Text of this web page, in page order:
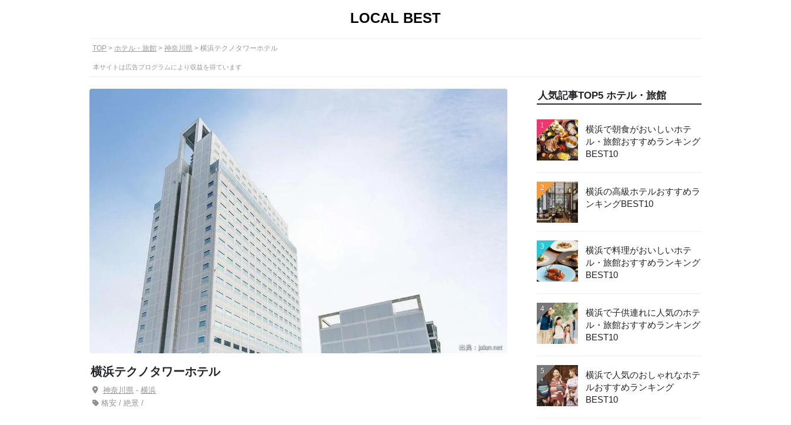
LOCAL BEST
TOP ホテル・旅館 神奈川県 横浜テクノタワーホテル
本サイトは広告プログラムにより収益を得ています
出典：jalan.net
横浜テクノタワーホテル
神奈川県 - 横浜
格安 / 絶景 /
人気記事TOP5 ホテル・旅館
1
横浜で朝食がおいしいホテ
ル・旅館おすすめランキング
BEST10
2
横浜の高級ホテルおすすめラ
ンキングBEST10
3
横浜で料理がおいしいホテ
ル・旅館おすすめランキング
BEST10
4
横浜で子供連れに人気のホテ
ル・旅館おすすめランキング
BEST10
5
横浜で人気のおしゃれなホテ
ルおすすめランキング
BEST10